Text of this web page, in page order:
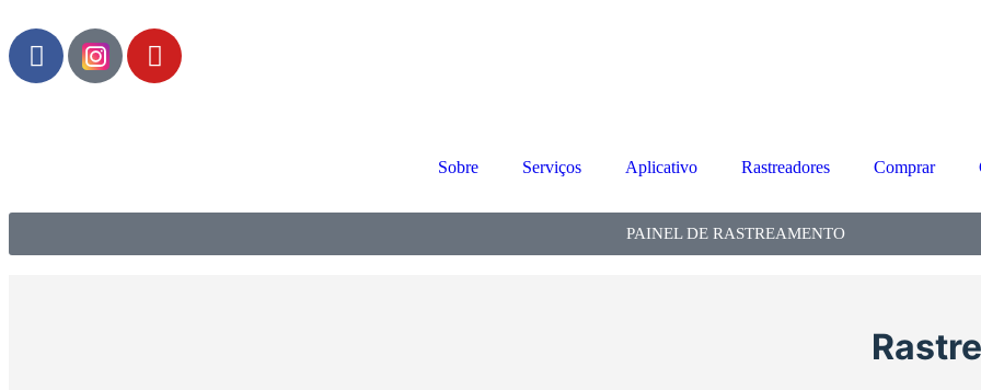
Sobre Serviços Aplicativo Rastreadores Comprar
PAINEL DE RASTREAMENTO